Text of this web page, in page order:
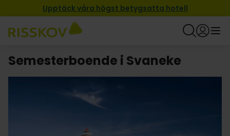
Upptäck våra högst betygsatta hotell
Semesterboende i Svaneke